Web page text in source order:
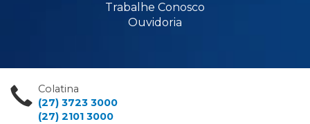
Trabalhe Conosco
Ouvidoria
Colatina
(27) 3723 3000
(27) 2101 3000